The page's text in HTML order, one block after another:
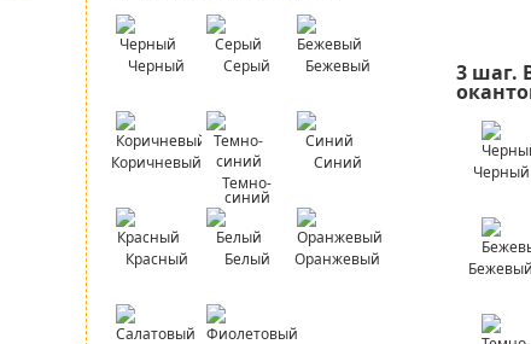
Черный Серый Бежевый
Коричневый
Темно-
синий
Синий
Красный Белый Оранжевый
3 шаг.
Черный
Бежевый